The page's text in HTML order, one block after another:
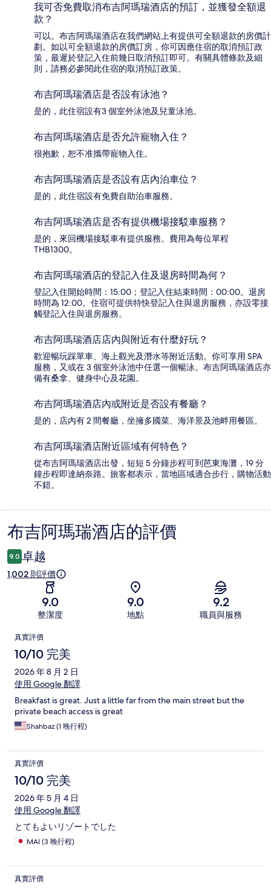
我可否免費取消布吉阿瑪瑞酒店的預訂，並獲發全額退
款？
可以。布吉阿瑪瑞酒店在我們網站上有提供可全額退款的房價計
劃。如以可全額退款的房價訂房，你可因應住宿的取消預訂政
策，最遲於登記入住前幾日取消預訂即可。有關具體條款及細
則，請務必參閱此住宿的取消預訂政策。
布吉阿瑪瑞酒店是否設有泳池？
是的，此住宿設有3 個室外泳池及兒童泳池。
布吉阿瑪瑞酒店是否允許寵物入住？
很抱歉，恕不准攜帶寵物入住。
布吉阿瑪瑞酒店是否設有店內泊車位？
是的，此住宿設有免費自助泊車服務。
布吉阿瑪瑞酒店是否有提供機場接駁車服務？
是的，來回機場接駁車有提供服務。費用為每位單程
THB1300。
布吉阿瑪瑞酒店的登記入住及退房時間為何？
登記入住開始時間：15:00；登記入住結束時間：00:00。退房
時間為 12:00。住宿可提供特快登記入住與退房服務，亦設零接
觸登記入住與退房服務。
布吉阿瑪瑞酒店店內與附近有什麼好玩？
歡迎暢玩踩單車、海上觀光及潛水等附近活動。你可享用 SPA
服務，又或在 3 個室外泳池中任選一個暢泳。布吉阿瑪瑞酒店亦
備有桑拿、健身中心及花園。
布吉阿瑪瑞酒店內或附近是否設有餐廳？
是的，店內有 2 間餐廳，坐擁多國菜、海洋景及池畔用餐區。
布吉阿瑪瑞酒店附近區域有何特色？
從布吉阿瑪瑞酒店出發，短短 5 分鐘步程可到芭東海灘，19 分
鐘步程即達納奈路。旅客都表示，當地區域適合步行，購物活動
不錯。
評
價
布吉阿瑪瑞酒店的評價
9.0 卓越
1,002 則評價
9.0
整潔度
9.0
地點
9.2
職員與服務
評
價
真實評價
10/10 完美
2026 年 8 月 2 日
使用 Google 翻譯
Breakfast is great. Just a little far from the main street but the
private beach access is great
Shahbaz (1 晚行程)
真實評價
10/10 完美
2026 年 5 月 4 日
使用 Google 翻譯
とてもよいリゾートでした
MAI (3 晚行程)
真實評價